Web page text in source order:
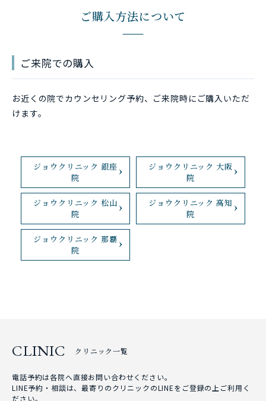
ご購入方法について
ご来院での購入
お近くの院でカウンセリング予約、ご来院時にご購入いただ
けます。
ジョウクリニック 銀座
院
ジョウクリニック 大阪
院
ジョウクリニック 松山
院
ジョウクリニック 高知
院
ジョウクリニック 那覇
院
CLINIC クリニック一覧
電話予約は各院へ直接お問い合わせください。
LINE予約・相談は、最寄りのクリニックのLINEをご登録の上ご利用く
ださい。